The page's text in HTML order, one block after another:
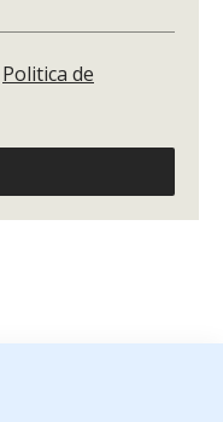
Politica de